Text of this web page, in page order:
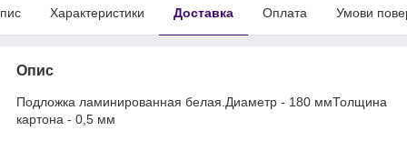
Характеристики Доставка Оплата Умови
Опис
Подложка ламинированная белая.Диаметр - 180 ммТолщина
картона - 0,5 мм